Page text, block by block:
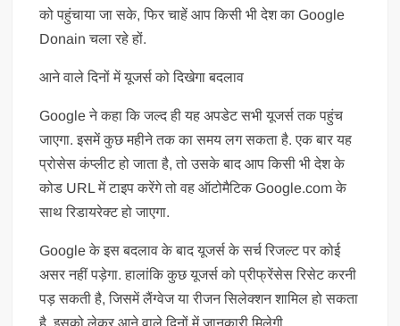
को पहुंचाया जा सके, फिर चाहें आप किसी भी देश का Google
Donain चला रहे हों.
आने वाले दिनों में यूजर्स को दिखेगा बदलाव
Google ने कहा कि जल्द ही यह अपडेट सभी यूजर्स तक पहुंच
जाएगा. इसमें कुछ महीने तक का समय लग सकता है. एक बार यह
प्रोसेस कंप्लीट हो जाता है, तो उसके बाद आप किसी भी देश के
कोड URL में टाइप करेंगे तो वह ऑटोमैटिक Google.com के
साथ रिडायरेक्ट हो जाएगा.
Google के इस बदलाव के बाद यूजर्स के सर्च रिजल्ट पर कोई
असर नहीं पड़ेगा. हालांकि कुछ यूजर्स को प्रीफ्रेंसेस रिसेट करनी
पड़ सकती है, जिसमें लैंग्वेज या रीजन सिलेक्शन शामिल हो सकता
है. इसको लेकर आने वाले दिनों में जानकारी मिलेगी.